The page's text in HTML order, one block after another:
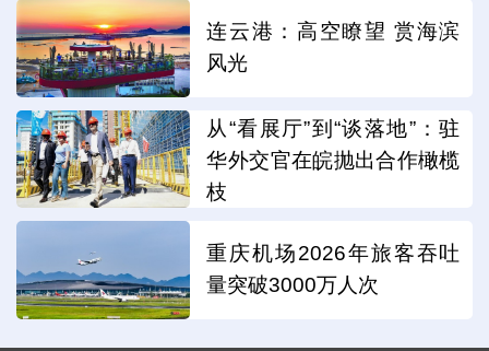
连云港：高空瞭望 赏海滨
风光
从“看展厅”到“谈落地”：驻
华外交官在皖抛出合作橄榄
枝
重庆机场2026年旅客吞吐
量突破3000万人次